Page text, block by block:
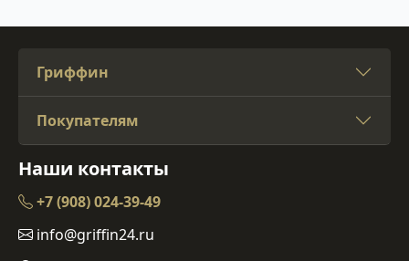
Гриффин
Покупателям
Наши контакты
+7 (908) 024-39-49
info@griffin24.ru